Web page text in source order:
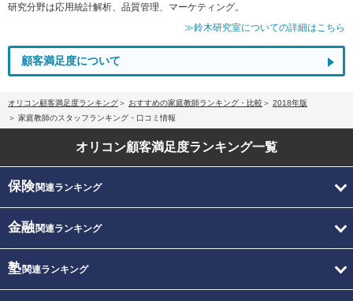
研究分野は応用統計解析、品質管理、マーケティング。
≫鈴木研究室についての詳細はこちら
顧客満足度について
オリコン顧客満足度ランキング おすすめの家庭教師ランキング・比較
2018年版
家庭教師のスタッフランキング・口コミ情報
オリコン顧客満足度ランキング一覧
保険関連ランキング
金融関連ランキング
塾関連ランキング